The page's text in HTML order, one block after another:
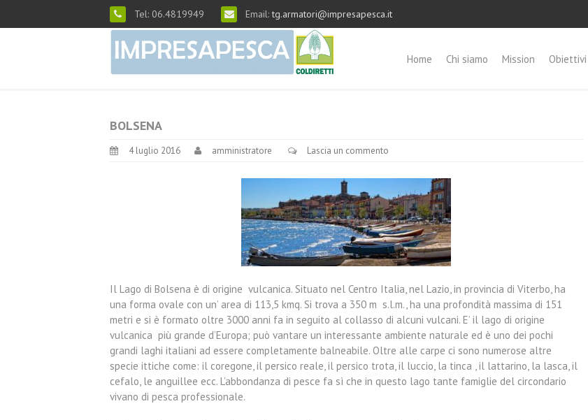
Tel: 06.4819949 Email:tg.armatori@impresapesca.it
Home Chi siamo Mission Obiettivi
BOLSENA
4 luglio 2016 amministratore Lascia un commento
Il Lago di Bolsena è di origine vulcanica. Situato nel Centro Italia, nel Lazio, in provincia di Viterbo, ha
una forma ovale con un’ area di 113,5 kmq. Si trova a 350 m s.l.m., ha una profondità massima di 151
metri e si è formato oltre 3000 anni fa in seguito al collasso di alcuni vulcani. E’ il lago di origine
vulcanica più grande d’Europa; può vantare un interessante ambiente naturale ed è uno dei pochi
grandi laghi italiani ad essere completamente balneabile. Oltre alle carpe ci sono numerose altre
specie ittiche come: il coregone, il persico reale, il persico trota, il luccio, la tinca , il lattarino, la lasca, il
cefalo, le anguillee ecc. L’abbondanza di pesce fa sì che in questo lago tante famiglie del circondario
vivano di pesca professionale.